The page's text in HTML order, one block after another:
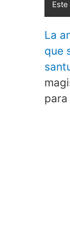
La
que